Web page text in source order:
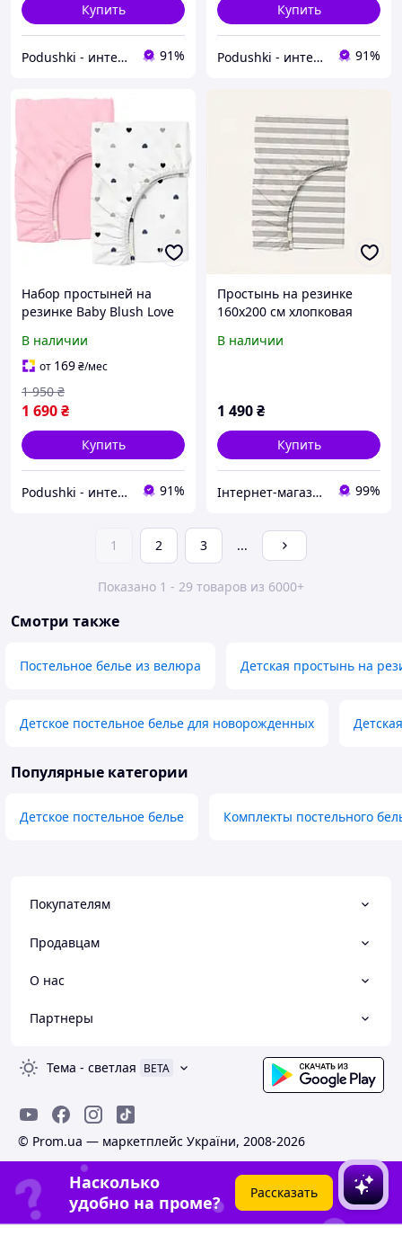
Купить
Podushki - интернет-магазин Подушки 91%
Купить
Podushki - интернет-магазин Подушки 91%
Набор простыней на
резинке Baby Blush Love
см 80х160 см 2 шт
В наличии
от 169₴/мес
1 690₴
1 950 ₴
Купить
Podushki - интернет-магазин Подушки 91%
Простынь на резинке
160х200 см хлопковая
В наличии
1 490₴
Купить
Інтернет-магазин SaleX 99%
1 2 3 ...
Показано 1 - 29 товаров из 6000+
Смотри также
Постельное белье из велюра Детская простынь на
Детское постельное белье для новорожденных
Популярные категории
Детское постельное белье Комплекты постельного
Покупателям
Продавцам
О нас
Партнеры
Тема - светлая BETA
© Prom.ua — маркетплейс України, 2008-2026
Насколько
удобно на проме?
Рассказать